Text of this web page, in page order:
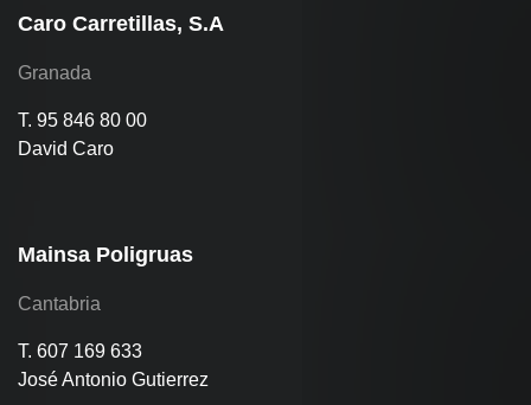
Caro Carretillas, S.A
Granada
T. 95 846 80 00
David Caro
Mainsa Poligruas
Cantabria
T. 607 169 633
José Antonio Gutierrez